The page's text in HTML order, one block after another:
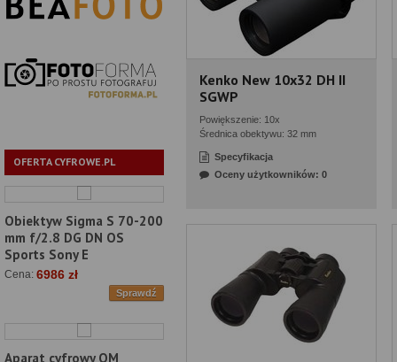
OFERTA CYFROWE.PL
Obiektyw Sigma S 70-200
mm f/2.8 DG DN OS
Sports Sony E
Cena: 6986 zł
Sprawdź
Aparat cyfrowy OM
Kenko New 10x32 DH II
SGWP
Powiększenie: 10x
Średnica obektywu: 32 mm
Specyfikacja
Oceny użytkowników: 0